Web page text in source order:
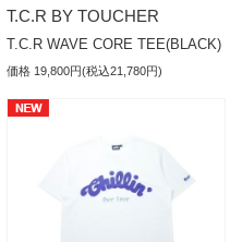
T.C.R BY TOUCHER
T.C.R WAVE CORE TEE(BLACK)
価格 19,800円(税込21,780円)